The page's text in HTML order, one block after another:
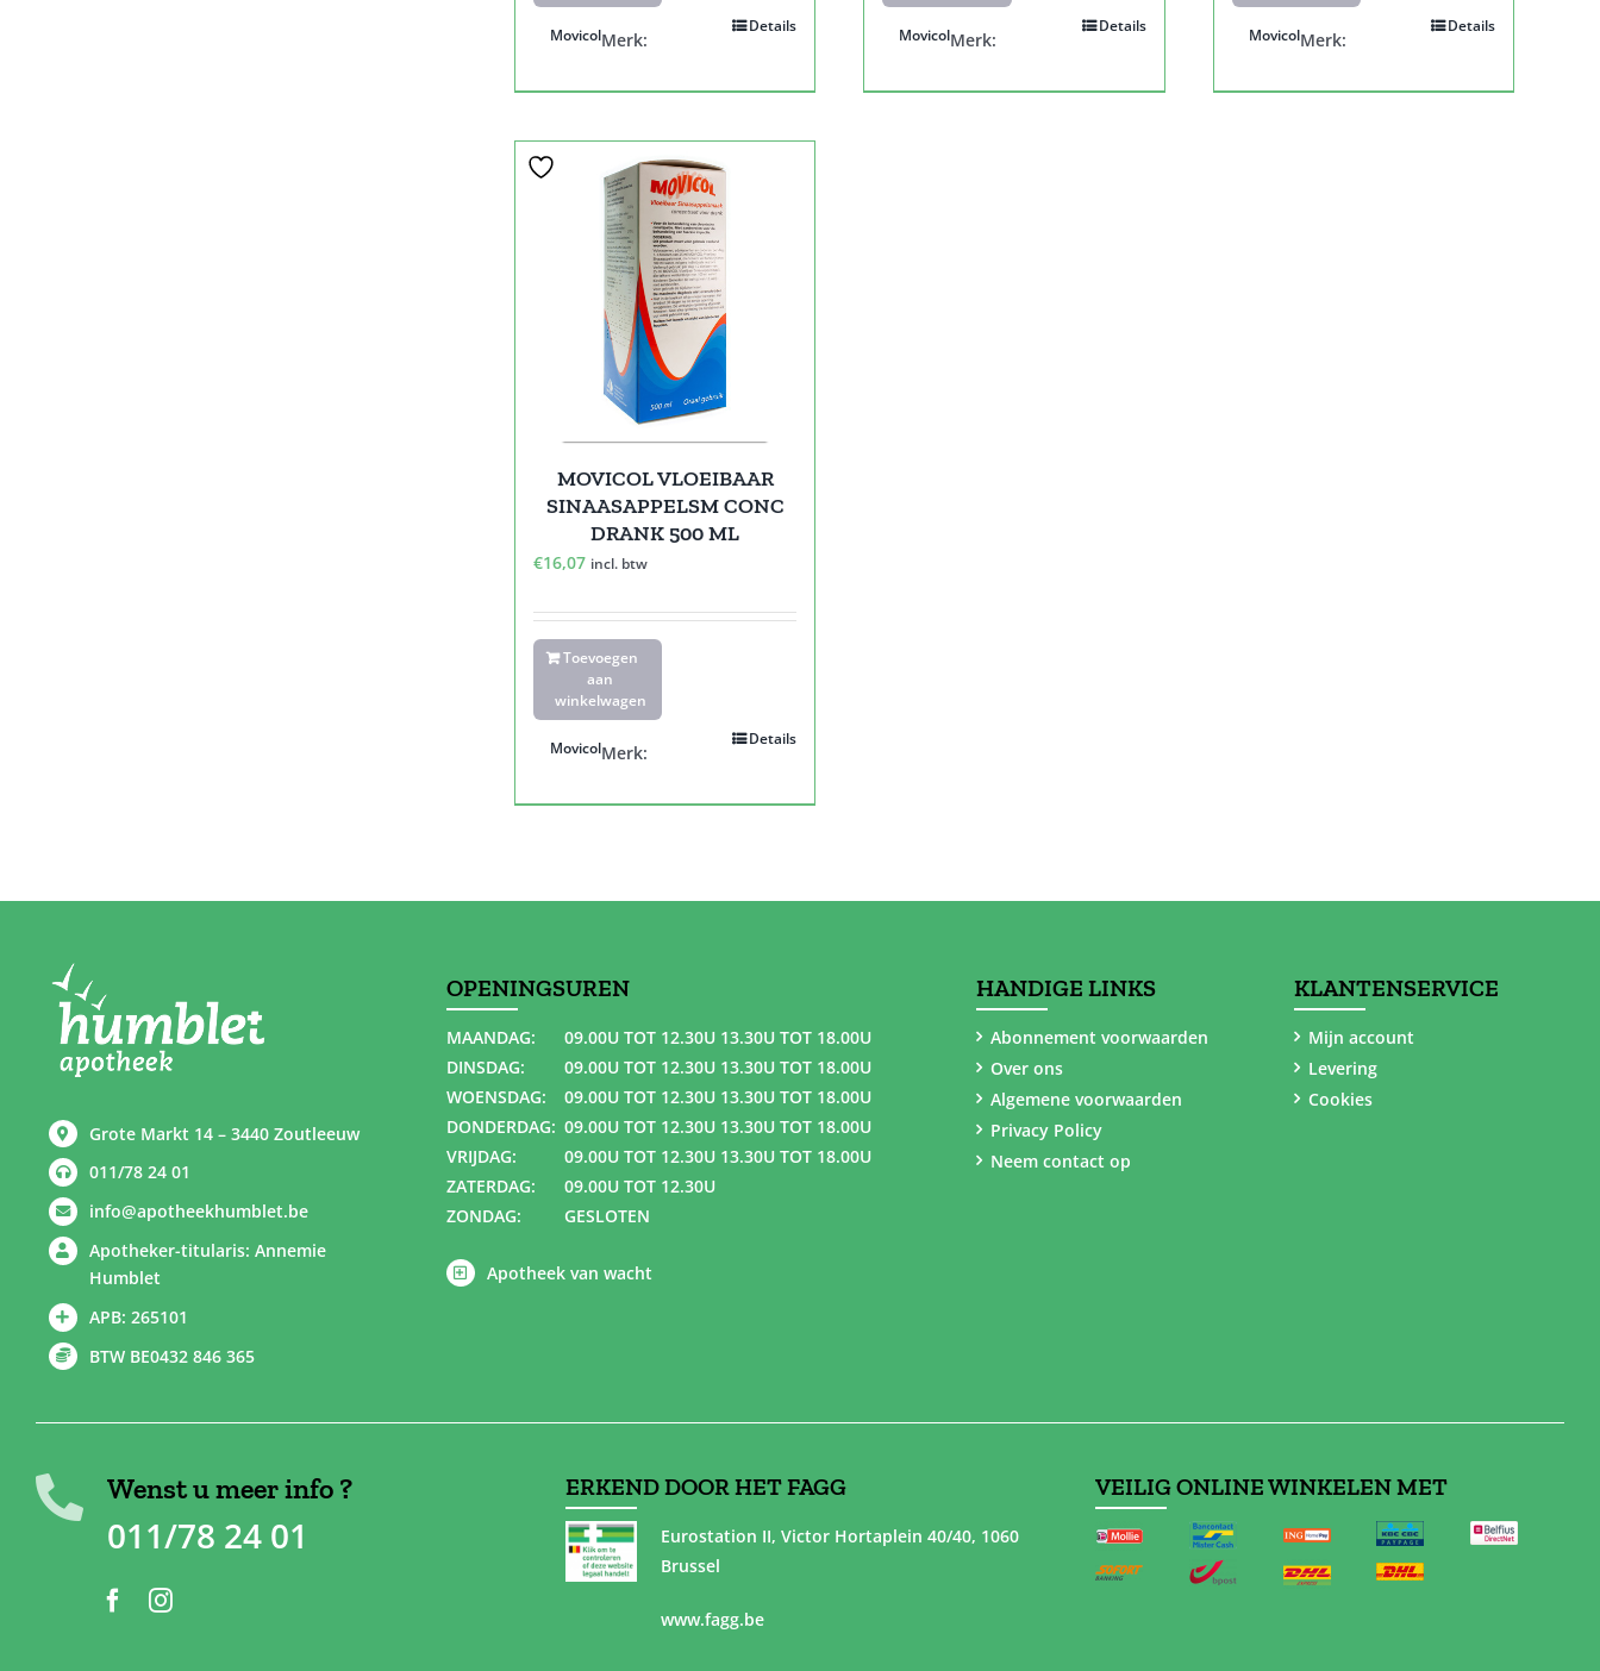
Details
Merk:
Movicol
Details
Merk:
Movicol
Details
Merk:
Movicol
MOVICOL VLOEIBAAR
SINAASAPPELSM CONC
DRANK 500 ML
€16,07 incl. btw
Toevoegen
aan
winkelwagen
Details
Merk:
Movicol
Grote Markt 14 – 3440 Zoutleeuw
011/78 24 01
info@apotheekhumblet.be
Apotheker-titularis: Annemie
Humblet
APB: 265101
BTW BE0432 846 365
OPENINGSUREN
MAANDAG:
09.00U TOT 12.30U 13.30U TOT 18.00U
DINSDAG:
09.00U TOT 12.30U 13.30U TOT 18.00U
WOENSDAG:
09.00U TOT 12.30U 13.30U TOT 18.00U
DONDERDAG: 09.00U TOT 12.30U 13.30U TOT 18.00U
VRIJDAG:
09.00U TOT 12.30U 13.30U TOT 18.00U
ZATERDAG:
09.00U TOT 12.30U
ZONDAG:
GESLOTEN
Apotheek van wacht
HANDIGE LINKS
Abonnement voorwaarden
Over ons
Algemene voorwaarden
Privacy Policy
Neem contact op
KLANTENSERVICE
Mijn account
Levering
Cookies
Wenst u meer info ?
011/78 24 01
ERKEND DOOR HET FAGG
Eurostation II, Victor Hortaplein 40/40, 1060
Brussel
www.fagg.be
VEILIG ONLINE WINKELEN MET